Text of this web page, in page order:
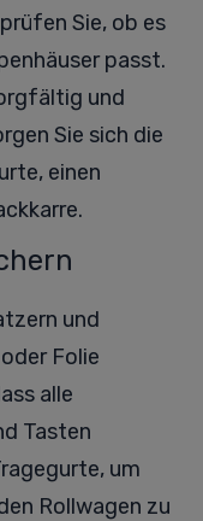
Sie, ob es
passt.
und
Sie sich die
einen
und
Folie
alle
Tasten
um
Rollwagen zu